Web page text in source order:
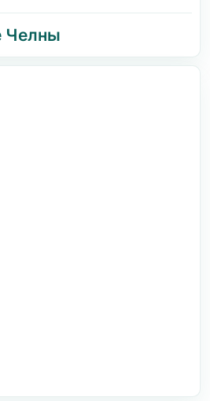
Челны
Набережная им. Г.Тукая, 39